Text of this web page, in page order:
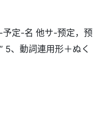
定-名 他サ-预定，预
、動詞連用形＋ぬく